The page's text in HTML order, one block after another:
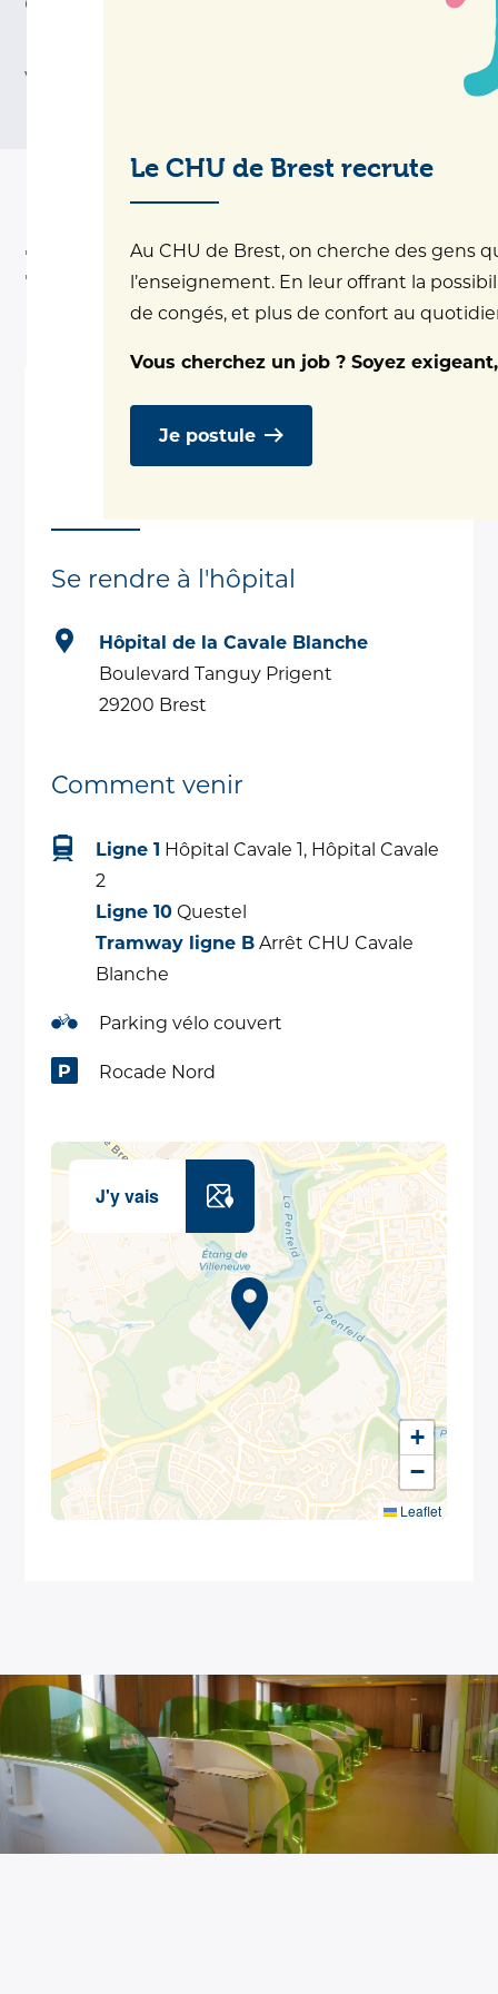
Le CHU de Brest recrute
Au CHU de Brest, on cherche des gens
l’enseignement. En leur offrant la
de congés, et plus de confort au
Vous cherchez un job ? Soyez
Je postule
vue.
Informations pratiques
Hôpital de la Cavale Blanche
Se rendre à l'hôpital
Hôpital de la Cavale Blanche
Boulevard Tanguy Prigent
29200 Brest
Comment venir
Ligne 1 Hôpital Cavale 1, Hôpital Cavale
2
Ligne 10 Questel
Tramway ligne B Arrêt CHU Cavale
Blanche
Parking vélo couvert
Rocade Nord
J'y vais
+
−
Leaflet